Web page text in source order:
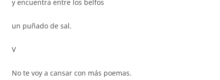
y encuentra entre los belfos
un puñado de sal.
V
No te voy a cansar con más poemas.